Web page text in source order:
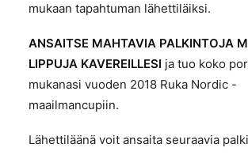
mukaan tapahtuman lähettiläiksi.
ANSAITSE MAHTAVIA PALKINTOJA
LIPPUJA KAVEREILLESI ja tuo koko
mukanasi vuoden 2018 Ruka Nordic -
maailmancupiin.
Lähettiläänä voit ansaita seuraavia